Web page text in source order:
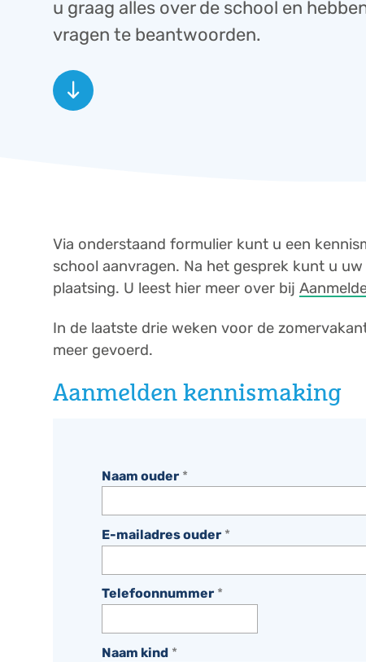
u graag alles over de school en
vragen te beantwoorden.
south
Via onderstaand formulier kunt u een
school aanvragen. Na het gesprek kunt u
plaatsing. U leest hier meer over bij
In de laatste drie weken voor de
meer gevoerd.
Aanmelden kennismaking
Naam ouder *
E-mailadres ouder *
Telefoonnummer *
Naam kind *